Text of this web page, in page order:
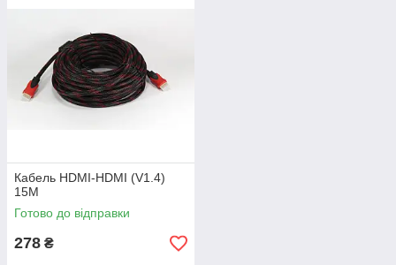
Кабель HDMI-HDMI (V1.4)
15M
Готово до відправки
278 ₴